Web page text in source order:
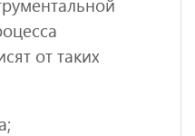
от таких